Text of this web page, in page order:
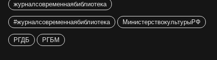
журналсовременнаябиблиотека
#журналсовременнаябиблиотека МинистерствокультурыРФ
РГДБ РГБМ